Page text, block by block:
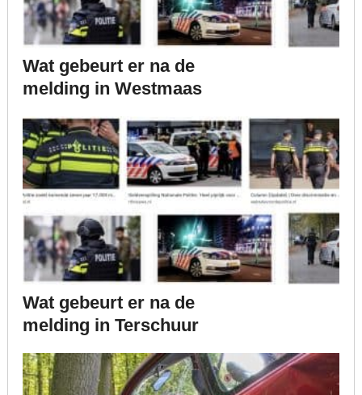
Wat gebeurt er na de
melding in Westmaas
Wat gebeurt er na de
melding in Terschuur